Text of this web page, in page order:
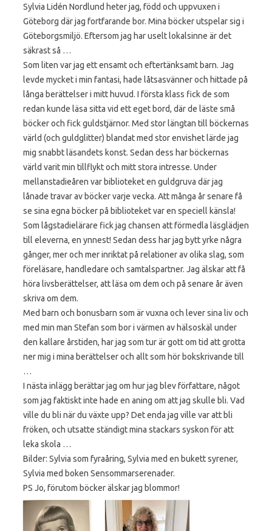
Sylvia Lidén Nordlund heter jag, född och uppvuxen i
Göteborg där jag fortfarande bor. Mina böcker utspelar sig i
Göteborgsmiljö. Eftersom jag har uselt lokalsinne är det
säkrast så …
Som liten var jag ett ensamt och eftertänksamt barn. Jag
levde mycket i min fantasi, hade låtsasvänner och hittade på
långa berättelser i mitt huvud. I första klass fick de som
redan kunde läsa sitta vid ett eget bord, där de läste små
böcker och fick guldstjärnor. Med stor längtan till böckernas
värld (och guldglitter) blandat med stor envishet lärde jag
mig snabbt läsandets konst. Sedan dess har böckernas
värld varit min tillflykt och mitt stora intresse. Under
mellanstadieåren var biblioteket en guldgruva där jag
lånade travar av böcker varje vecka. Att många år senare få
se sina egna böcker på biblioteket var en speciell känsla!
Som lågstadielärare fick jag chansen att förmedla läsglädjen
till eleverna, en ynnest! Sedan dess har jag bytt yrke några
gånger, mer och mer inriktat på relationer av olika slag, som
föreläsare, handledare och samtalspartner. Jag älskar att få
höra livsberättelser, att läsa om dem och på senare år även
skriva om dem.
Med barn och bonusbarn som är vuxna och lever sina liv och
med min man Stefan som bor i värmen av hälsoskäl under
den kallare årstiden, har jag som tur är gott om tid att grotta
ner mig i mina berättelser och allt som hör bokskrivande till
…
I nästa inlägg berättar jag om hur jag blev författare, något
som jag faktiskt inte hade en aning om att jag skulle bli. Vad
ville du bli när du växte upp? Det enda jag ville var att bli
fröken, och utsatte ständigt mina stackars syskon för att
leka skola …
Bilder: Sylvia som fyraåring, Sylvia med en bukett syrener,
Sylvia med boken Sensommarserenader.
PS Jo, förutom böcker älskar jag blommor!